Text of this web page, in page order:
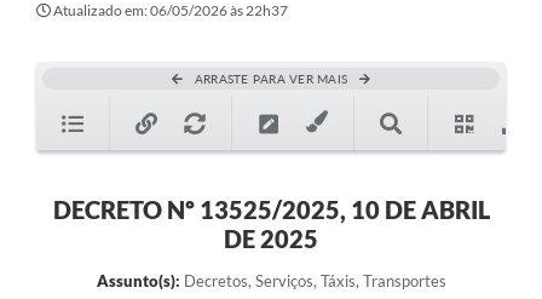
Atualizado em: 06/05/2026 às 22h37
ARRASTE PARA VER MAIS
DECRETO Nº 13525/2025, 10 DE ABRIL
DE 2025
Assunto(s): Decretos, Serviços, Táxis, Transportes